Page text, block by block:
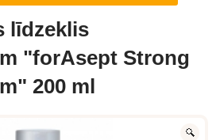
līdzeklis
"forAsept Strong
200 ml